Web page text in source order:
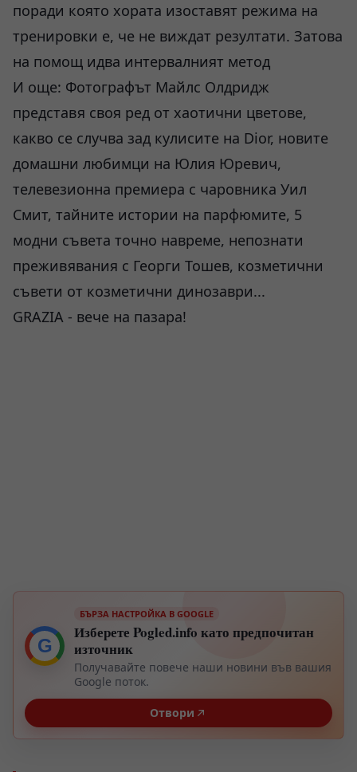
поради която хората изоставят режима на
тренировки е, че не виждат резултати. Затова
на помощ идва интервалният метод
И още: Фотографът Майлс Олдридж
представя своя ред от хаотични цветове,
какво се случва зад кулисите на Dior, новите
домашни любимци на Юлия Юревич,
телевезионна премиера с чаровника Уил
Смит, тайните истории на парфюмите, 5
модни съвета точно навреме, непознати
преживявания с Георги Тошев, козметични
съвети от козметични динозаври...
GRAZIA - вече на пазара!
G
БЪРЗА НАСТРОЙКА В GOOGLE
Изберете Pogled.info като предпочитан
източник
Получавайте повече наши новини във вашия
Google поток.
Отвори